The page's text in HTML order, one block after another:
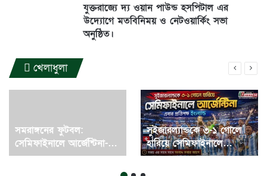
যুক্তরাজ্যে দ‍্য ওয়ান পাউন্ড হসপিটাল এর
উদ্যোগে মতবিনিময় ও নেটওয়ার্কিং সভা
অনুষ্ঠিত।
খেলাধুলা
সমরাঙ্গনের ফুটবল:
সেমিফাইনালে আর্জেন্টিনা-
ইংল্যান্ড দ্বৈরথে ইতিহাস ও
সুইজারল্যান্ডকে ৩-১ গোলে
হারিয়ে সেমিফাইনালে
আর্জেন্টিনা, এবার প্রতিপক্ষ